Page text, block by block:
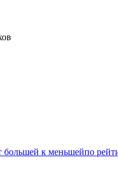
большей к меньшейпо